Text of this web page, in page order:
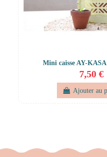
Mini caisse AY-
7,50 €
Ajouter au